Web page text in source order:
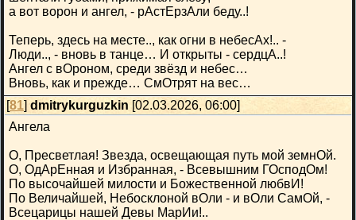
а вот ворон и ангел, - рАстЕрзАли беду..!
Теперь, здесь на месте.., как огни в небесАх!.. -
Люди.., - вновь в танце… И открыты - сердцА..!
Ангел с вОроном, среди звёзд и небес…
Вновь, как и прежде… СмОтрят на вес…
[81]dmitrykurguzkin [02.03.2026, 06:00]
Ангела
О, Пресветлая! Звезда, освещающая путь мой земнОй.
О, ОдАрЕнная и Избранная, - Всевышним ГОсподОм!
По высочайшей милости и Божественной любвИ!
По Величайшей, Небосклоной вОли - и вОли СамОй, -
Всецарицы нашей Девы МарИи!..